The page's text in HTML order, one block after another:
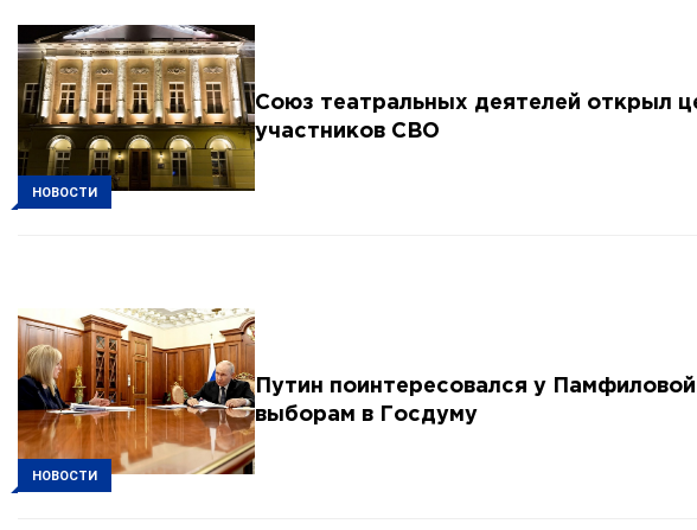
НОВОСТИ
Союз театральных деятелей открыл
участников СВО
НОВОСТИ
Путин поинтересовался у
выборам в Госдуму